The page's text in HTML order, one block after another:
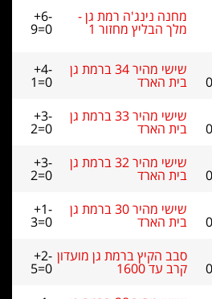
מחנה נינג'ה רמת גן -
מלך הבליץ מחזור 1
+6-
9=0
שישי מהיר 34 ברמת גן
בית הארד
+4-
1=0
שישי מהיר 33 ברמת גן
בית הארד
+3-
2=0
שישי מהיר 32 ברמת גן
בית הארד
+3-
2=0
שישי מהיר 30 ברמת גן
בית הארד
+1-
3=0
סבב הקיץ ברמת גן מועדון
קרב עד 1600
+2-
5=0